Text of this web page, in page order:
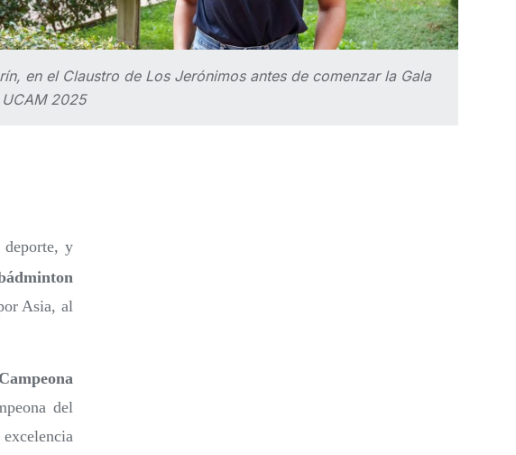
en el Claustro de Los Jerónimos antes de comenzar la Gala
2025
deporte, y
Asia, al
Campeona
del